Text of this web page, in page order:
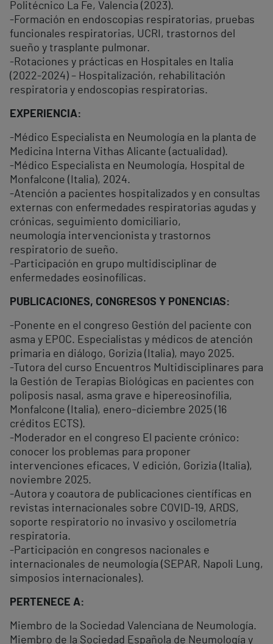
Politécnico La Fe, Valencia (2023).
-Formación en endoscopias respiratorias, pruebas
funcionales respiratorias, UCRI, trastornos del
sueño y trasplante pulmonar.
-Rotaciones y prácticas en Hospitales en Italia
(2022-2024) – Hospitalización, rehabilitación
respiratoria y endoscopias respiratorias.
EXPERIENCIA:
-Médico Especialista en Neumología en la planta de
Medicina Interna Vithas Alicante (actualidad).
-Médico Especialista en Neumología, Hospital de
Monfalcone (Italia), 2024.
-Atención a pacientes hospitalizados y en consultas
externas con enfermedades respiratorias agudas y
crónicas, seguimiento domiciliario,
neumología intervencionista y trastornos
respiratorio de sueño.
-Participación en grupo multidisciplinar de
enfermedades eosinofílicas.
PUBLICACIONES, CONGRESOS Y PONENCIAS:
-Ponente en el congreso Gestión del paciente con
asma y EPOC. Especialistas y médicos de atención
primaria en diálogo, Gorizia (Italia), mayo 2025.
-Tutora del curso Encuentros Multidisciplinares para
la Gestión de Terapias Biológicas en pacientes con
poliposis nasal, asma grave e hipereosinofilia,
Monfalcone (Italia), enero–diciembre 2025 (16
créditos ECTS).
-Moderador en el congreso El paciente crónico:
conocer los problemas para proponer
intervenciones eficaces, V edición, Gorizia (Italia),
noviembre 2025.
-Autora y coautora de publicaciones científicas en
revistas internacionales sobre COVID-19, ARDS,
soporte respiratorio no invasivo y oscilometría
respiratoria.
-Participación en congresos nacionales e
internacionales de neumología (SEPAR, Napoli Lung,
simposios internacionales).
PERTENECE A:
Miembro de la Sociedad Valenciana de Neumología.
Miembro de la Sociedad Española de Neumología y